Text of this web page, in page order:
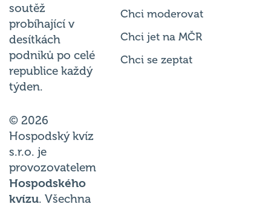
soutěž
probíhající v
desítkách
podniků po celé
republice každý
týden.
© 2026
Hospodský kvíz
s.r.o. je
provozovatelem
Hospodského
kvízu. Všechna
Chci moderovat
Chci jet na MČR
Chci se zeptat